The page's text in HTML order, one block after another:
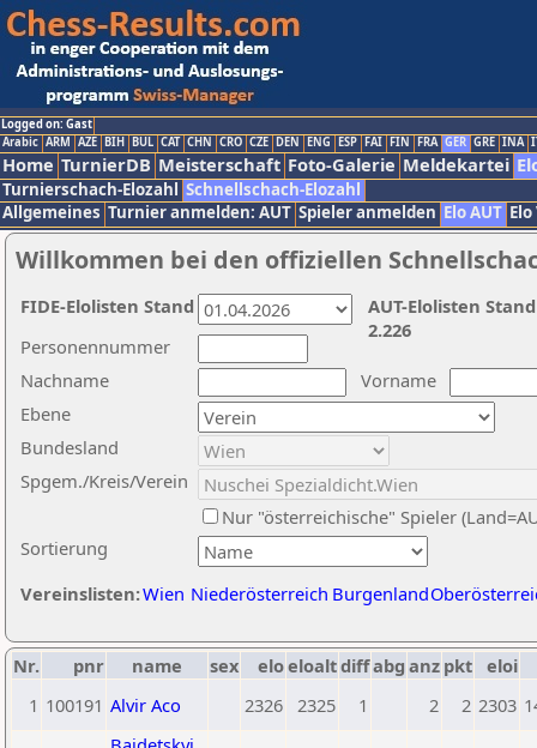
Logged on: Gast
Arabic ARM AZE BIH BUL CAT CHN CRO CZE DEN ENG ESP FAI FIN FRA GER GRE INA
Home TurnierDB Meisterschaft Foto-Galerie Meldekartei
Turnierschach-Elozahl Schnellschach-Elozahl
Allgemeines Turnier anmelden: AUT Spieler anmelden Elo AUT
Willkommen bei den offiziellen
Nachname
Vorname
Ebene
Sortierung
Personennummer
Bundesland
Spgem./Kreis/Verein
Nur "österreichische" Spieler
Vereinslisten:Wien Niederösterreich Burgenland
AUT-Elolisten
2.226
FIDE-Elolisten Stand
Nr. pnr name sex eloeloaltdiffabg anz pkt eloi
1 100191 Alvir Aco 2326 2325 1 2 2 2303